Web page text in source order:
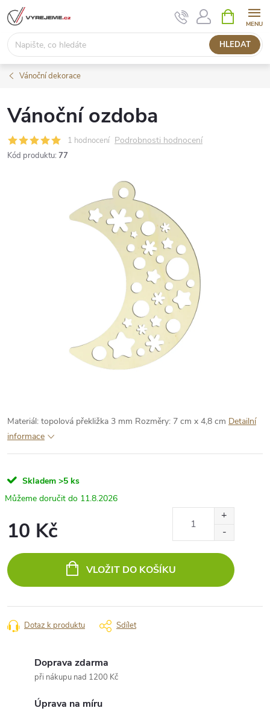
Přejít
na
obsah
HLEDAT
NÁKUPNÍ
KOŠÍK
Vánoční dekorace
Vánoční ozdoba
1 hodnocení Podrobnosti hodnocení
Kód produktu: 77
Materiál: topolová překližka 3 mm Rozměry: 7 cm x 4,8 cm Detailní
informace
Skladem >5 ks
11.8.2026
10 Kč
cena:
VLOŽIT DO KOŠÍKU
Dotaz k produktu Sdílet
Doprava zdarma
při nákupu nad 1200 Kč
Úprava na míru